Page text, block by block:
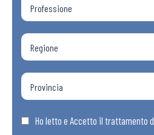
Ho letto e Accetto il trattamento